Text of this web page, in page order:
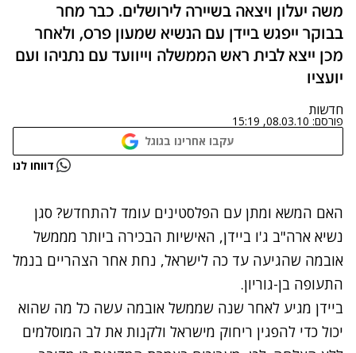
משה יעלון ויצאה בשיירה לירושלים. כבר מחר
בבוקר ייפגש ביידן עם הנשיא שמעון פרס, ולאחר
מכן ייצא לבית ראש הממשלה וייוועד עם נתניהו ועם
יועציו
חדשות
פורסם: 08.03.10, 15:19
עקבו אחרינו בגוגל
נתקלנו בבעיה דווחו לנו
האם המשא ומתן עם הפלסטינים עומד להתחדש? סגן
נשיא ארה"ב ג'ו ביידן, האישיות הבכירה ביותר מממשל
אובמה שהגיעה עד כה לישראל, נחת אחר הצהריים בנמל
התעופה בן-גוריון.
ביידן מגיע לאחר שנה שממשל אובמה עשה כל מה שהוא
יכול כדי להפגין ריחוק מישראל ולקנות את לב המוסלמים